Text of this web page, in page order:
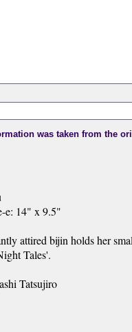
was taken from the
e: 14" x 9.5"
attired bijin holds her
Tales'.
Tatsujiro